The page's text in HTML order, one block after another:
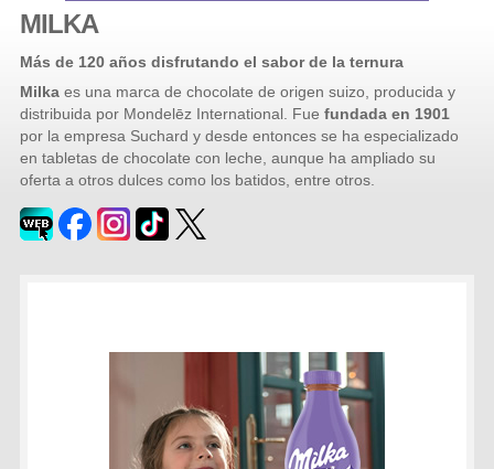
MILKA
Más de 120 años disfrutando el sabor de la ternura
Milka es una marca de chocolate de origen suizo, producida y
distribuida por Mondelēz International. Fuefundada en 1901
por la empresa Suchard y desde entonces se ha especializado
en tabletas de chocolate con leche, aunque ha ampliado su
oferta a otros dulces como los batidos, entre otros.